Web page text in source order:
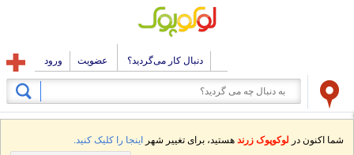
دنبال کار می‌گردید؟ عضویت ورود
شما اکنون در لوکوپوک زرندهستید، برای تغییر شهر اینجا را کلیک کنید.